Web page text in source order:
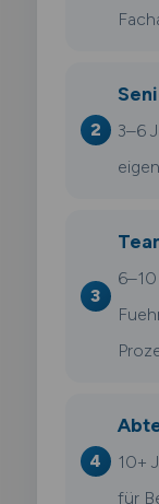
3–6
6–10
10+
für